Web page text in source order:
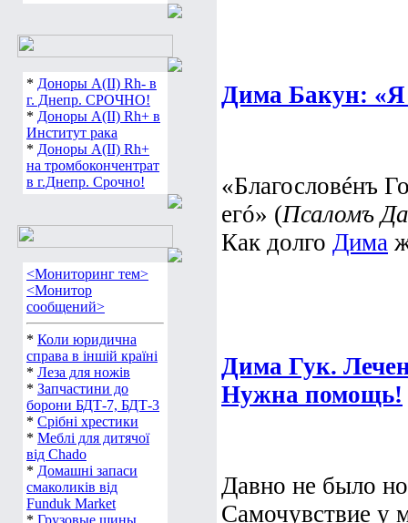
* Доноры А(ІІ) Rh- в
г. Днепр. СРОЧНО!
* Доноры А(ІІ) Rh+ в
Институт рака
* Доноры А(ІІ) Rh+
на тромбокончентрат
в г.Днепр. Срочно!
<Мониторинг тем>
<Монитор
сообщений>
* Коли юридична
справа в іншій країні
* Леза для ножів
* Запчастини до
борони БДТ-7, БДТ-3
* Срібні хрестики
* Меблі для дитячої
від Chado
* Домашні запаси
смаколиків від
Funduk Market
* Грузовые шины
Дима Бакун: «Я
«Благословéнъ
егó» (Псаломъ
Как долго Дима
Дима Гук.
Нужна помощь!
Давно не было
Самочувствие у